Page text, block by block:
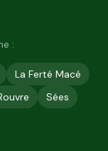
:
La Ferté Macé
Sées